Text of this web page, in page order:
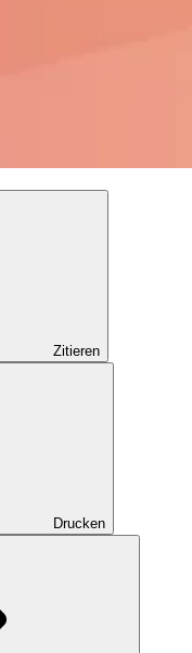
Zitieren
Drucken